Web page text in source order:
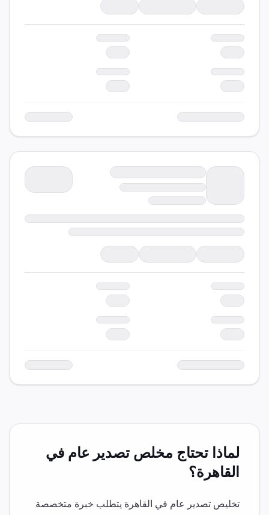
لماذا تحتاج مخلص تصدير عام في
القاهرة؟
تخليص تصدير عام في القاهرة يتطلب خبرة متخصصة